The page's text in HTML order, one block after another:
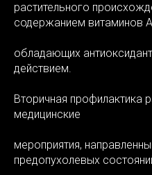
растительного
содержанием витаминов
обладающих
действием.
Вторичная профилактика
медицинские
мероприятия,
предопухолевых